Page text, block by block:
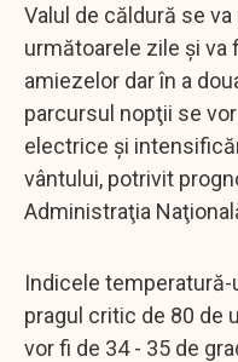
Valul de căldură se
următoarele zile şi va
amiezelor dar în a
parcursul nopţii se
electrice şi
vântului, potrivit
Administraţia
Indicele temperatură-
pragul critic de 80 de
vor fi de 34 - 35 de